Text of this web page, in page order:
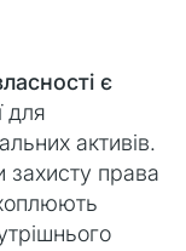
є
для
активів.
захисту права